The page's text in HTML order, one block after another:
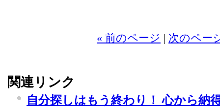
« 前のページ | 次のペー
関連リンク
自分探しはもう終わり！ 心から納